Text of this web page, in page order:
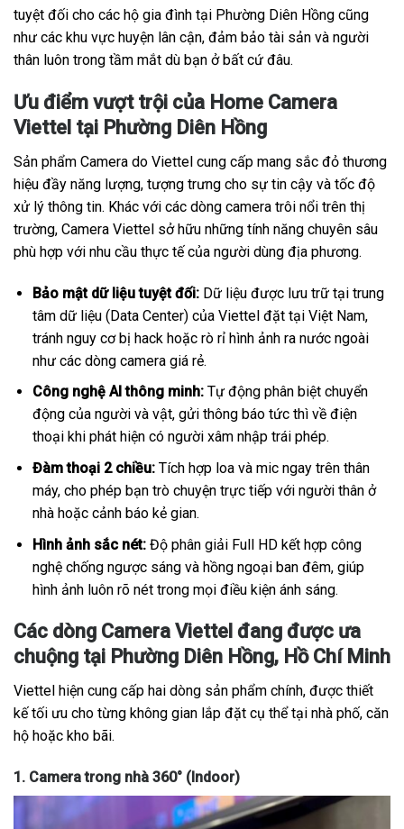
tuyệt đối cho các hộ gia đình tại Phường Diên Hồng cũng
như các khu vực huyện lân cận, đảm bảo tài sản và người
thân luôn trong tầm mắt dù bạn ở bất cứ đâu.
Ưu điểm vượt trội của Home Camera
Viettel tại Phường Diên Hồng
Sản phẩm Camera do Viettel cung cấp mang sắc đỏ thương
hiệu đầy năng lượng, tượng trưng cho sự tin cậy và tốc độ
xử lý thông tin. Khác với các dòng camera trôi nổi trên thị
trường, Camera Viettel sở hữu những tính năng chuyên sâu
phù hợp với nhu cầu thực tế của người dùng địa phương.
Bảo mật dữ liệu tuyệt đối:Dữ liệu được lưu trữ tại trung
tâm dữ liệu (Data Center) của Viettel đặt tại Việt Nam,
tránh nguy cơ bị hack hoặc rò rỉ hình ảnh ra nước ngoài
như các dòng camera giá rẻ.
Công nghệ AI thông minh:Tự động phân biệt chuyển
động của người và vật, gửi thông báo tức thì về điện
thoại khi phát hiện có người xâm nhập trái phép.
Đàm thoại 2 chiều:Tích hợp loa và mic ngay trên thân
máy, cho phép bạn trò chuyện trực tiếp với người thân ở
nhà hoặc cảnh báo kẻ gian.
Hình ảnh sắc nét:Độ phân giải Full HD kết hợp công
nghệ chống ngược sáng và hồng ngoại ban đêm, giúp
hình ảnh luôn rõ nét trong mọi điều kiện ánh sáng.
Các dòng Camera Viettel đang được ưa
chuộng tại Phường Diên Hồng, Hồ Chí Minh
Viettel hiện cung cấp hai dòng sản phẩm chính, được thiết
kế tối ưu cho từng không gian lắp đặt cụ thể tại nhà phố, căn
hộ hoặc kho bãi.
1. Camera trong nhà 360° (Indoor)